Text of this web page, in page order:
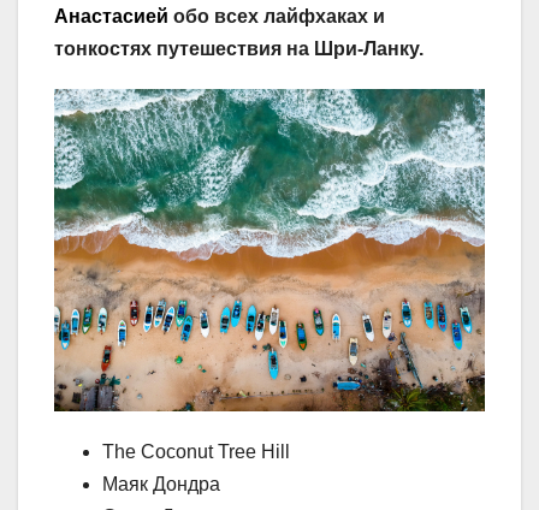
Анастасией обо всех лайфхаках и
тонкостях путешествия на Шри-Ланку.
The Coconut Tree Hill
Маяк Дондра